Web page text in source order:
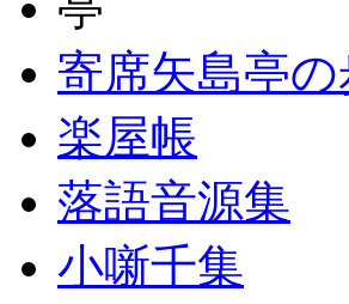
寄席矢島亭の
楽屋帳
落語音源集
小噺千集